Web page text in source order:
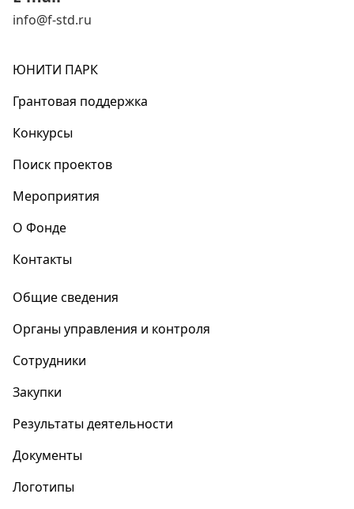
info@f-std.ru
ЮНИТИ ПАРК
Грантовая поддержка
Конкурсы
Поиск проектов
Мероприятия
О Фонде
Контакты
Общие сведения
Органы управления и контроля
Сотрудники
Закупки
Результаты деятельности
Документы
Логотипы